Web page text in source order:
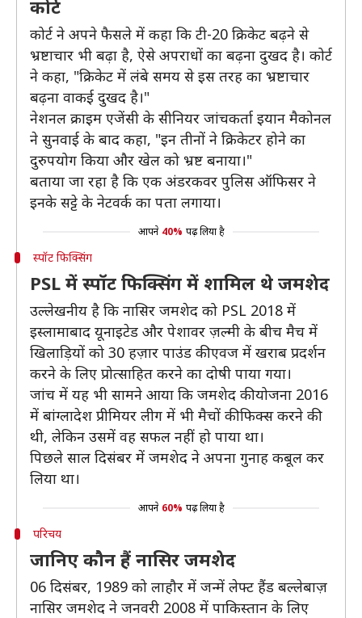
कोर्ट
कोर्ट ने अपने फैसले में कहा कि टी-20 क्रिकेट बढ़ने से
भ्रष्टाचार भी बढ़ा है, ऐसे अपराधों का बढ़ना दुखद है। कोर्ट
ने कहा, "क्रिकेट में लंबे समय से इस तरह का भ्रष्टाचार
बढ़ना वाकई दुखद है।"
नेशनल क्राइम एजेंसी के सीनियर जांचकर्ता इयान मैकोनल
ने सुनवाई के बाद कहा, "इन तीनों ने क्रिकेटर होने का
दुरुपयोग किया और खेल को भ्रष्ट बनाया।"
बताया जा रहा है कि एक अंडरकवर पुलिस ऑफिसर ने
इनके सट्टे के नेटवर्क का पता लगाया।
आपने 40% पढ़ लिया है
स्पॉट फिक्सिंग
PSL में स्पॉट फिक्सिंग में शामिल थे जमशेद
उल्लेखनीय है कि नासिर जमशेद को PSL 2018 में
इस्लामाबाद यूनाइटेड और पेशावर ज़ल्मी के बीच मैच में
खिलाड़ियों को 30 हज़ार पाउंड की एवज में खराब प्रदर्शन
करने के लिए प्रोत्साहित करने का दोषी पाया गया।
जांच में यह भी सामने आया कि जमशेद की योजना 2016
में बांग्लादेश प्रीमियर लीग में भी मैचों की फिक्स करने की
थी, लेकिन उसमें वह सफल नहीं हो पाया था।
पिछले साल दिसंबर में जमशेद ने अपना गुनाह कबूल कर
लिया था।
आपने 60% पढ़ लिया है
परिचय
जानिए कौन हैं नासिर जमशेद
06 दिसंबर, 1989 को लाहौर में जन्में लेफ्ट हैंड बल्लेबाज़
नासिर जमशेद ने जनवरी 2008 में पाकिस्तान के लिए